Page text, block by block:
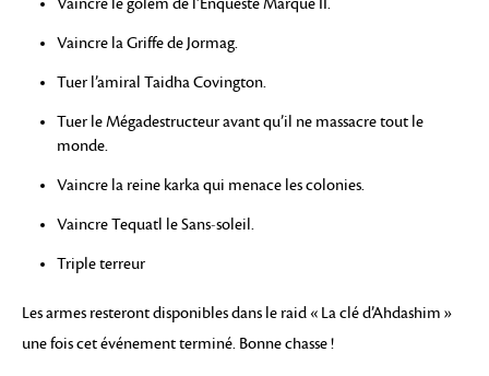
Vaincre la Griffe de Jormag.
Tuer l’amiral Taidha Covington.
Tuer le Mégadestructeur avant qu’il ne massacre tout le
monde.
Vaincre la reine karka qui menace les colonies.
Vaincre Tequatl le Sans-soleil.
Triple terreur
Les armes resteront disponibles dans le raid « La clé d’Ahdashim »
une fois cet événement terminé. Bonne chasse !